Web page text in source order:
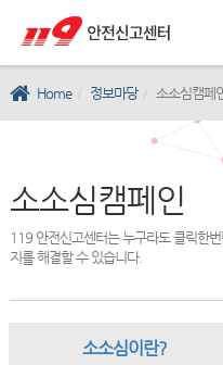
Home 정보마당 소소심캠페
소소심캠페인
119 안전신고센터는 누구라도 클릭한
지를 해결할 수 있습니다.
소소심이란?